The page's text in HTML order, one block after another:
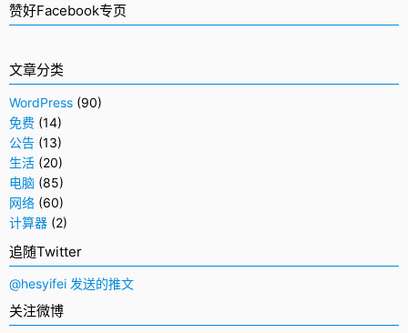
赞好Facebook专页
文章分类
WordPress (90)
免费 (14)
公告 (13)
生活 (20)
电脑 (85)
网络 (60)
计算器 (2)
追随Twitter
@hesyifei 发送的推文
关注微博